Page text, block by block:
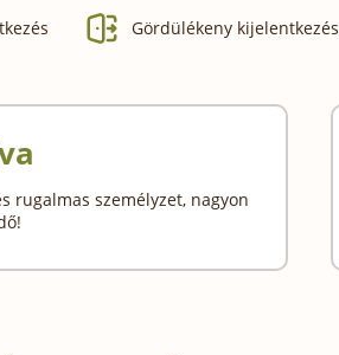
Gördülékeny kijelentkezés
rugalmas személyzet, nagyon